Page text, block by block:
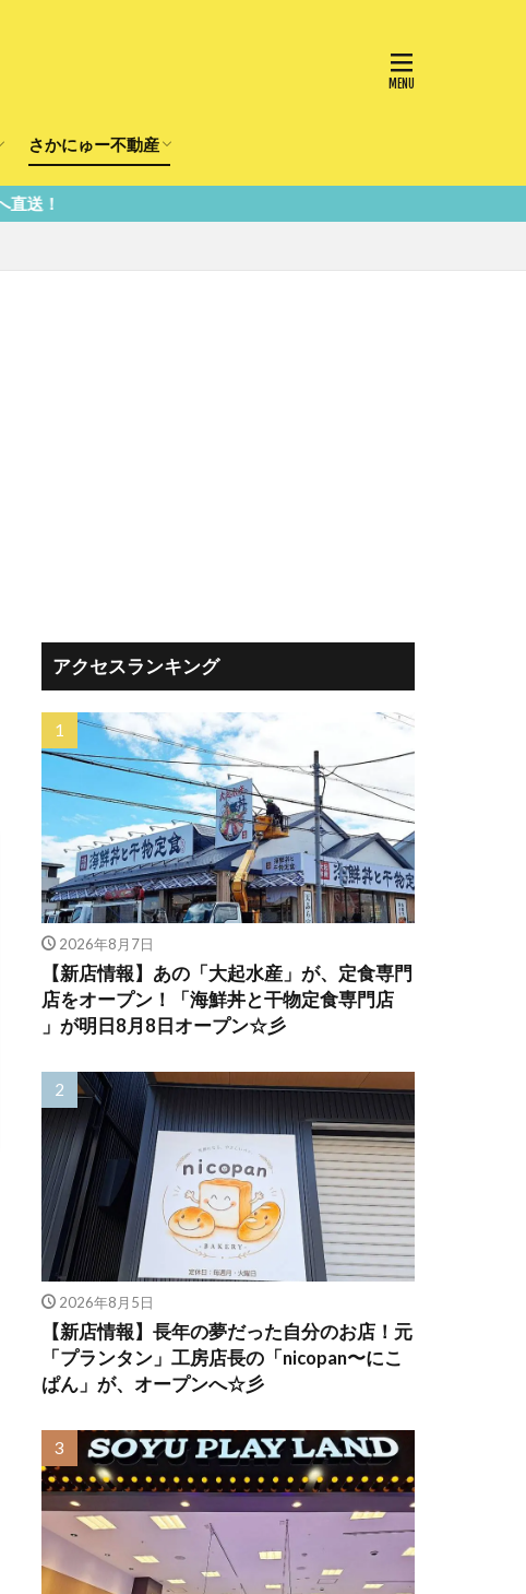
でかけ
育園
健康
習い事
教育
習い事
と
さかにゅー不動産
住宅
リフォーム
アクセスランキング
2026年8月7日
【新店情報】あの「大起水産」が、定食専門
店をオープン！「海鮮丼と干物定食専門店
」が明日8月8日オープン☆彡
2026年8月5日
【新店情報】長年の夢だった自分のお店！元
「プランタン」工房店長の「nicopan〜にこ
ぱん」が、オープンへ☆彡